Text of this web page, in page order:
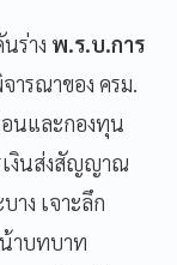
ร่าง พ.ร.บ.การ
ารณาของ ครม.
นและกองทุน
เงินส่งสัญญาณ
าง เจาะลึก
าบทบาท